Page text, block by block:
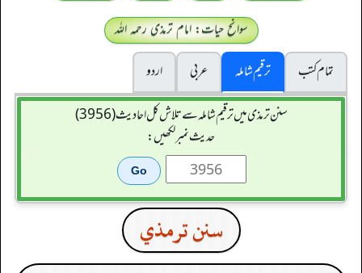
سوانح حیات: امام ترمذی رحمہ اللہ
تمام کتب
ترقیم شاملہ عربی
اردو
سنن ترمذی میں ترقیم شاملہ سے تلاش کل احادیث (3956)
حدیث نمبر لکھیں:
سنن ترمذي